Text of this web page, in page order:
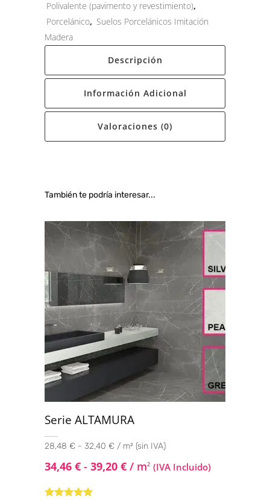
Polivalente (pavimento y revestimiento),
Porcelánico, Suelos Porcelánicos Imitación
Madera
Descripción
Información Adicional
Valoraciones (0)
También te podría interesar...
Serie ALTAMURA
28,48 € - 32,40 € / m² (sin IVA)
34,46 € - 39,20 € / m2 (IVA Incluido)